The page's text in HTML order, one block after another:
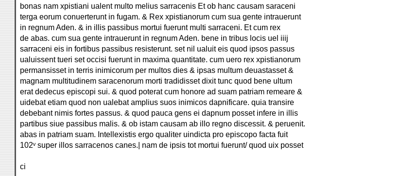
bonas nam xpistiani ualent multo melius sarracenis Et ob hanc causam saraceni
terga eorum conuerterunt in fugam. & Rex xpistianorum cum sua gente intrauerunt
in regnum Aden. & in illis passibus mortui fuerunt multi sarraceni. Et cum rex
de abas. cum sua gente intrauerunt in regnum Aden. bene in tribus locis uel iiij
sarraceni eis in fortibus passibus resisterunt. set nil ualuit eis quod ipsos passus
ualuissent tueri set occisi fuerunt in maxima quantitate. cum uero rex xpistianorum
permansisset in terris inimicorum per multos dies & ipsas multum deuastasset &
magnam multitudinem saracenorum morti tradidisset dixit tunc quod bene ultum
erat dedecus episcopi sui. & quod poterat cum honore ad suam patriam remeare &
uidebat etiam quod non ualebat amplius suos inimicos dapnificare. quia transire
debebant nimis fortes passus. & quod pauca gens ei dapnum posset infere in illis
partibus siue passibus malis. & ob istam causam ab illo regno discessit. & peruenit.
abas in patriam suam. Intellexistis ergo qualiter uindicta pro episcopo facta fuit
102ᵛ super illos sarracenos canes.| nam de ipsis tot mortui fuerunt/ quod uix posset
ci